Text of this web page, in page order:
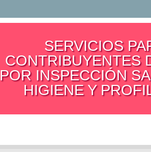
SERVICIOS
CONTRIBUYENTES
POR INSPECCIÓN
HIGIENE Y